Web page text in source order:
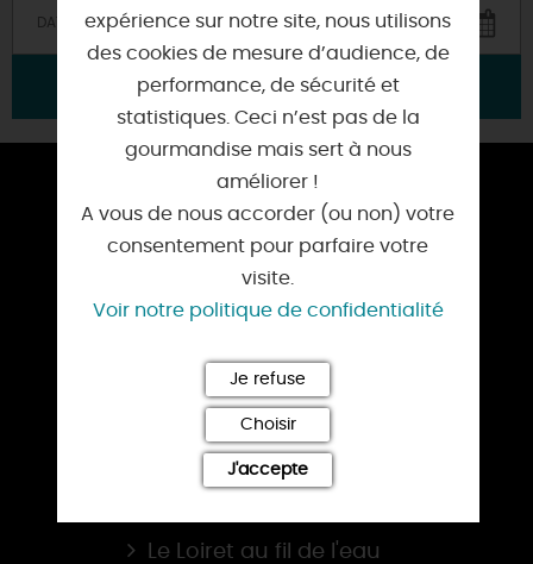
VALIDER
ESPACE PRESSE
TOURISME D’AFFAIRES
NOS SITES
La route de la Rose
Le Loiret au fil de l'eau
expérience sur notre site, nous utilisons
des cookies de mesure d’audience, de
performance, de sécurité et
statistiques. Ceci n’est pas de la
gourmandise mais sert à nous
améliorer !
A vous de nous accorder (ou non) votre
consentement pour parfaire votre
visite.
Voir notre politique de confidentialité
Je refuse
Choisir
J'accepte